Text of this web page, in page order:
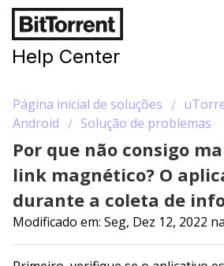
Help Center
Página inicial de soluções
Android
Solução de problemas
Por que não consigo
link magnético? O
durante a coleta de
Modificado em: Seg, Dez 12, 2022